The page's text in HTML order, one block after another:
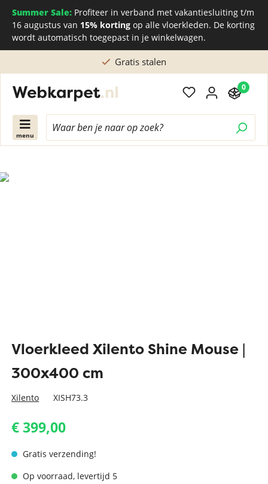
Summer Sale: Profiteer in verband met vakantiesluiting t/m
16 augustus van 15% korting op alle vloerkleden. De korting
wordt automatisch toegepast in je winkelwagen.
Gratis stalen
menu
0
Vloerkleed Xilento Shine Mouse |
300x400 cm
Xilento XISH73.3
€ 399,00
Gratis verzending!
Op voorraad, levertijd 5